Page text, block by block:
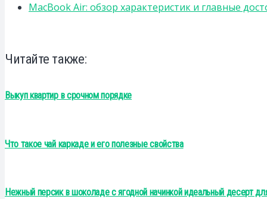
MacBook Air: обзор характеристик и главные
Читайте также:
Выкуп квартир в срочном порядке
Что такое чай каркаде и его полезные свойства
Нежный персик в шоколаде с ягодной начинкой идеальный десерт